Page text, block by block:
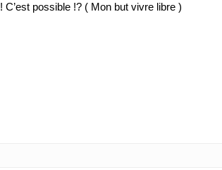
C’est possible !? ( Mon but vivre libre )